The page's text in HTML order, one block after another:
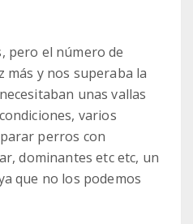
pero el número de
más y nos superaba la
unas vallas
varios
perros con
dominantes etc etc, un
que no los podemos